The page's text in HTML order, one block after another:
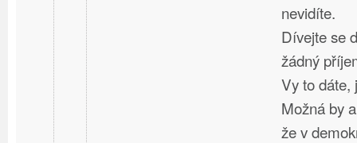
nevidíte.
Dívejte se
žádný
Vy to dáte,
Možná by
že v